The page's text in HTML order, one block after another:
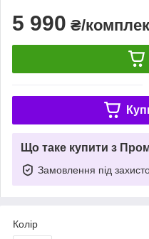
5 990 ₴/
Що таке купити з
Замовлення під
Колір